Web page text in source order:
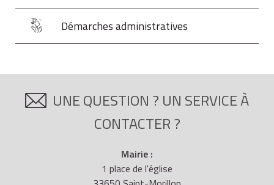
Démarches administratives
UNE QUESTION ? UN SERVICE À
CONTACTER ?
Mairie :
1 place de l'église